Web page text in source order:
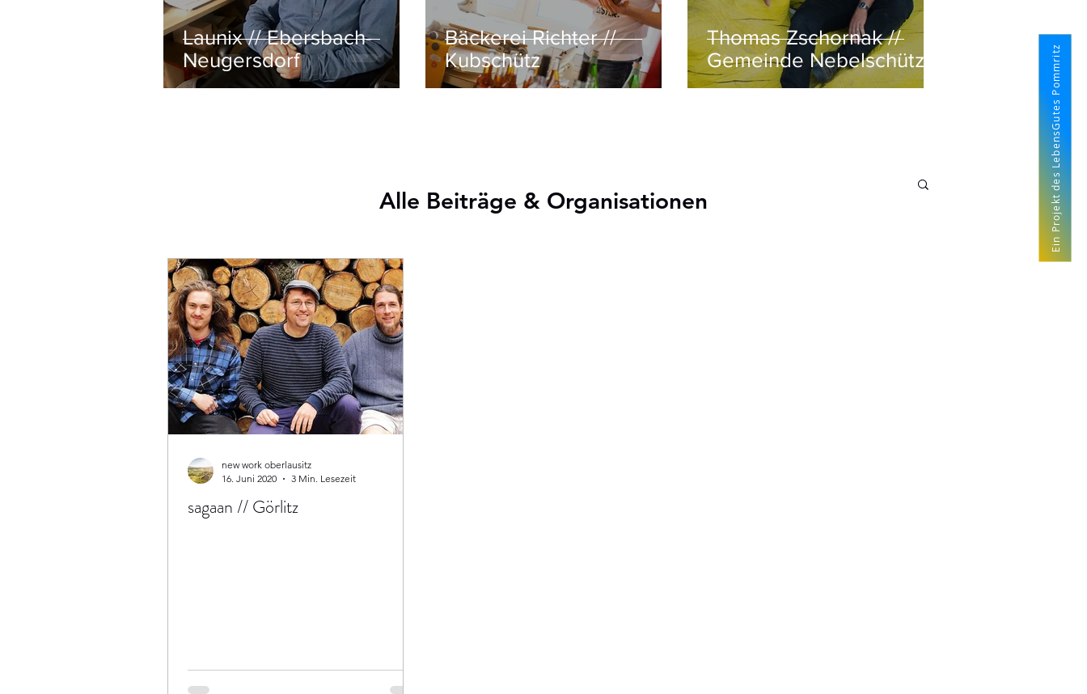
Ein Projekt des LebensGutes Pommritz
Launix // Ebersbach-
Neugersdorf
Bäckerei Richter //
Kubschütz
Thomas Zschornak //
Gemeinde Nebelschütz
sagaan // Görlitz
new work oberlausitz
16. Juni 2020
3 Min. Lesezeit
Alle Beiträge & Organisationen